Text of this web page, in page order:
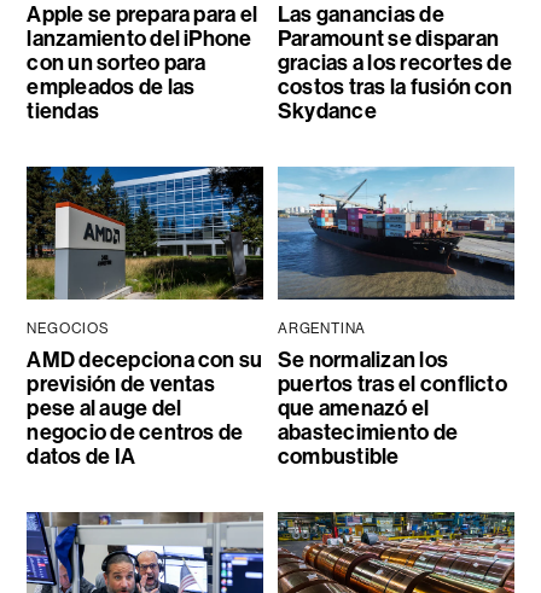
Apple se prepara para el
lanzamiento del iPhone
con un sorteo para
empleados de las
tiendas
Las ganancias de
Paramount se disparan
gracias a los recortes de
costos tras la fusión con
Skydance
NEGOCIOS
AMD decepciona con su
previsión de ventas
pese al auge del
negocio de centros de
datos de IA
ARGENTINA
Se normalizan los
puertos tras el conflicto
que amenazó el
abastecimiento de
combustible